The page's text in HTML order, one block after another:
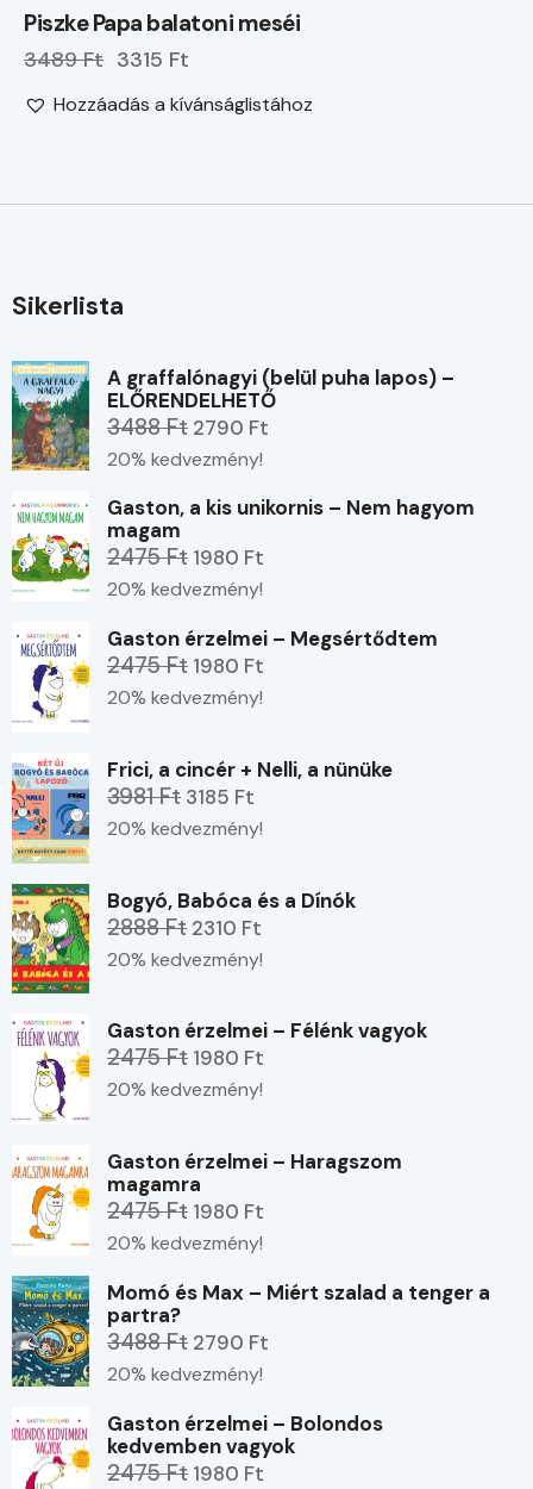
Piszke Papa balatoni meséi
3489 Ft 3315 Ft
Hozzáadás a kívánságlistához
Sikerlista
A graffalónagyi (belül puha lapos) –
ELŐRENDELHETŐ
3488 Ft 2790 Ft
20% kedvezmény!
Gaston, a kis unikornis – Nem hagyom
magam
2475 Ft 1980 Ft
20% kedvezmény!
Gaston érzelmei – Megsértődtem
2475 Ft 1980 Ft
20% kedvezmény!
Frici, a cincér + Nelli, a nünüke
3981 Ft 3185 Ft
20% kedvezmény!
Bogyó, Babóca és a Dínók
2888 Ft 2310 Ft
20% kedvezmény!
Gaston érzelmei – Félénk vagyok
2475 Ft 1980 Ft
20% kedvezmény!
Gaston érzelmei – Haragszom
magamra
2475 Ft 1980 Ft
20% kedvezmény!
Momó és Max – Miért szalad a tenger a
partra?
3488 Ft 2790 Ft
20% kedvezmény!
Gaston érzelmei – Bolondos
kedvemben vagyok
2475 Ft 1980 Ft